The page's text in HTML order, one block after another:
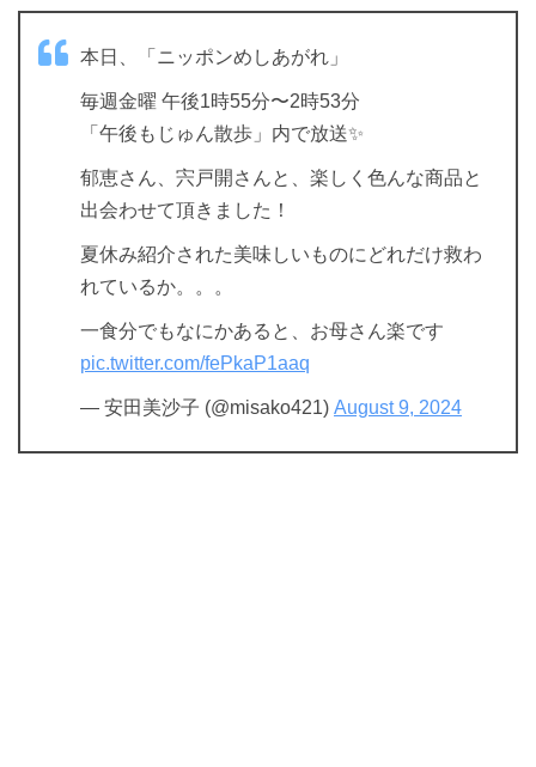
本日、「ニッポンめしあがれ」
毎週金曜 午後1時55分〜2時53分
「午後もじゅん散歩」内で放送✨
郁恵さん、宍戸開さんと、楽しく色んな商品と
出会わせて頂きました！
夏休み紹介された美味しいものにどれだけ救わ
れているか。。。
一食分でもなにかあると、お母さん楽です
pic.twitter.com/fePkaP1aaq
— 安田美沙子 (@misako421) August 9, 2024